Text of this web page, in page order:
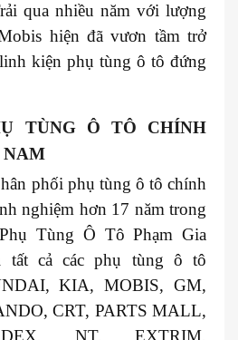
qua nhiều năm với lượng
hiện đã vươn tầm trở
kiện phụ tùng ô tô đứng
TÙNG Ô TÔ CHÍNH
phối phụ tùng ô tô chính
nghiệm hơn 17 năm trong
Tùng Ô Tô Phạm Gia
tất cả các phụ tùng ô tô
KIA, MOBIS, GM,
CRT, PARTS MALL,
NT, EXTRIM,